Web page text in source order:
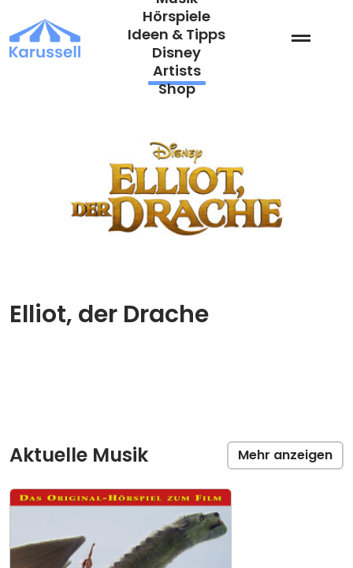
Inhalt
springen
Hörspiele
Ideen & Tipps
Disney
Artists
Shop
Elliot, der Drache
Aktuelle Musik Mehr anzeigen